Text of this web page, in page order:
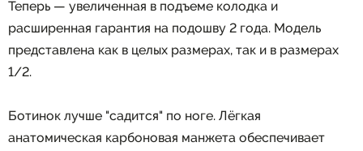
Теперь — увеличенная в подъеме колодка и
расширенная гарантия на подошву 2 года. Модель
представлена как в целых размерах, так и в размерах
1/2.
Ботинок лучше "садится" по ноге. Лёгкая
анатомическая карбоновая манжета обеспечивает